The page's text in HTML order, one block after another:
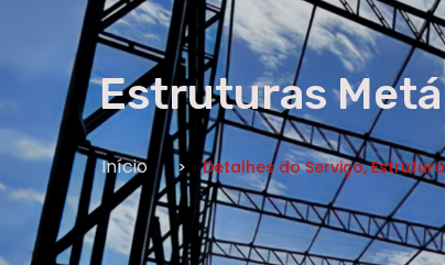
ORÇAMENTO
NOME *
E-MAIL *